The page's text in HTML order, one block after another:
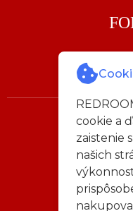
cookie a
zaistenie
našich